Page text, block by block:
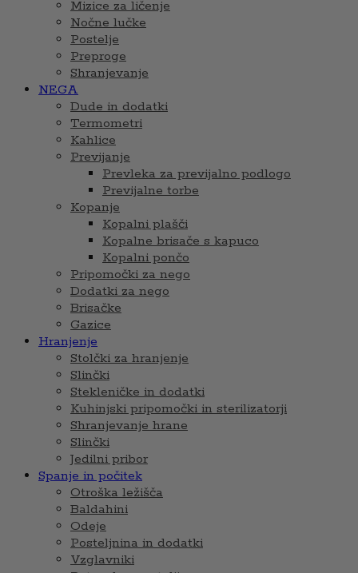
Mizice za ličenje
Nočne lučke
Postelje
Preproge
Shranjevanje
NEGA
Dude in dodatki
Termometri
Kahlice
Previjanje
Prevleka za previjalno podlogo
Previjalne torbe
Kopanje
Kopalni plašči
Kopalne brisače s kapuco
Kopalni pončo
Pripomočki za nego
Dodatki za nego
Brisačke
Gazice
Hranjenje
Stolčki za hranjenje
Slinčki
Stekleničke in dodatki
Kuhinjski pripomočki in sterilizatorji
Shranjevanje hrane
Slinčki
Jedilni pribor
Spanje in počitek
Otroška ležišča
Baldahini
Odeje
Posteljnina in dodatki
Vzglavniki